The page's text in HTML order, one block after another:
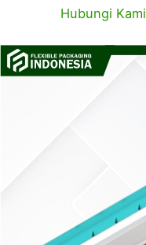
Hubungi Kami
a
t